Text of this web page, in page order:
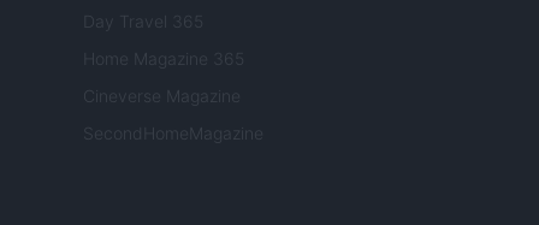
Day Travel 365
Home Magazine 365
Cineverse Magazine
SecondHomeMagazine